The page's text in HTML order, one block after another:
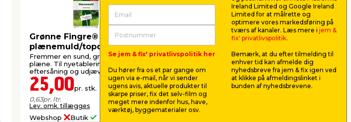
Grønne Fingre®
plænemuld/topdressing
40 liter
Fremmer en sund, grøn og jævn
plæne. Til nyetablering,
eftersåning og udjævning af
plæne.
25,00pr. stk.
0,63pr. ltr.
Lev. omk. tillægges
Webshop Butik
Turfline Buketmix
blomsterfrø 100 g
Til krukker og bede. Pluk
blomsterbuketter i din egen have
med disse fine blomster.
38,50
pr. stk.
385,00pr. kg.
Lev. omk. tillægges
Turfline
gram
Anlæg et
solsikker.
Se jem & fix' privatlivspolitik her
Du hører fra os et par gange om
ugen via e-mail, når vi sender
ugens avis, aktuelle produkter til
skarpe priser, fix det selv-film og
meget mere indenfor hus, have,
værktøj, byggematerialer osv.
Ireland Limited og Google Ireland
Limited for at målrette og
optimere vores markedsføring på
tværs af kanaler. Læs mere i jem &
fix' privatlivspolitik.
Bemærk, at du efter tilmelding til
enhver tid kan afmelde dig
nyhedsbreve fra jem & fix igen ved
at klikke på afmeldingslinket i
bunden af nyhedsbrevene.